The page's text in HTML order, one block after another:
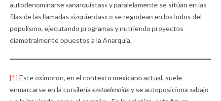
autodenominarse «anarquistas» y paralelamente se sitúan en las
filas de las llamadas «izquierdas» o se regodean en los lodos del
populismo, ejecutando programas y nutriendo proyectos
diametralmente opuestos a la Anarquía.
[1] Este oxímoron, en el contexto mexicano actual, suele
enmarcarse en la cursilería ezetaelenoidey se autoposiciona «abajo